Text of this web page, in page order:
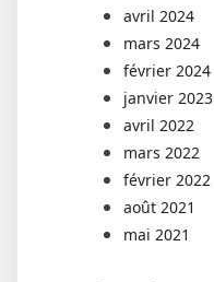
avril 2024
mars 2024
février 2024
janvier 2023
avril 2022
mars 2022
février 2022
août 2021
mai 2021